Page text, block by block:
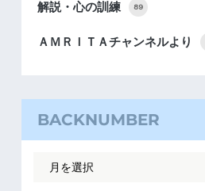
解説・心の訓練 89
ＡＭＲＩＴＡチャンネルより
BACKNUMBER